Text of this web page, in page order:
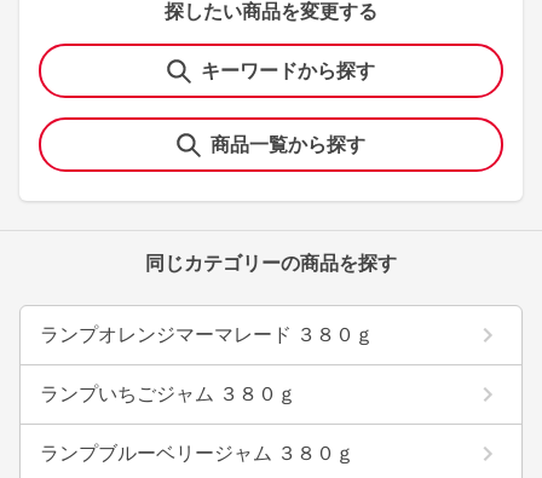
探したい商品を変更する
キーワードから探す
商品一覧から探す
同じカテゴリーの商品を探す
ランプオレンジマーマレード ３８０ｇ
ランプいちごジャム ３８０ｇ
ランプブルーベリージャム ３８０ｇ